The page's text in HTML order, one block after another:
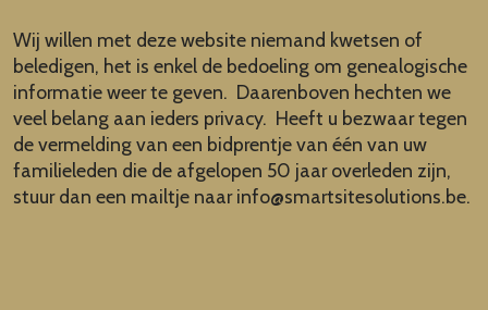
Wij willen met deze website niemand kwetsen of
beledigen, het is enkel de bedoeling om genealogische
informatie weer te geven. Daarenboven hechten we
veel belang aan ieders privacy. Heeft u bezwaar tegen
de vermelding van een bidprentje van één van uw
familieleden die de afgelopen 50 jaar overleden zijn,
stuur dan een mailtje naarinfo@smartsitesolutions.be.